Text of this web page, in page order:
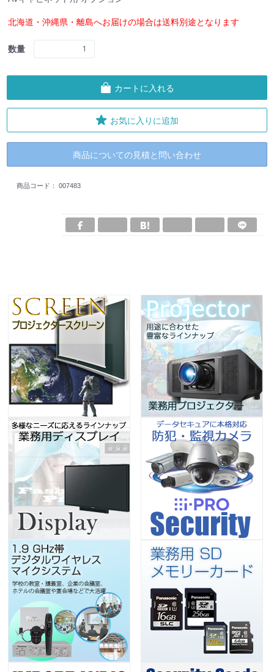
北海道・沖縄県・離島へお届けの場合は送料別途となります
数量
カートに入れる
お気に入りに追加
商品についての見積と問い合わせ
商品コード： 007483